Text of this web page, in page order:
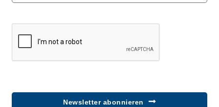
Newsletter abonnieren